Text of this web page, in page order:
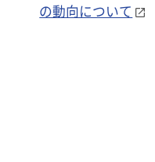
の動向について